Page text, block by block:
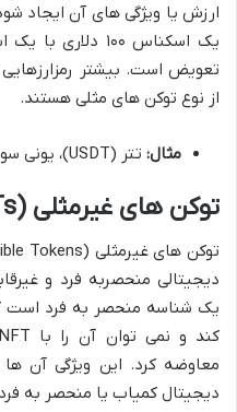
ارزش یا ویژگی های آن ایجاد
تعویض است. بیشتر
از نوع توکن های مثلی هستند.
مثال: تتر (USDT)، یونی سواپ (UNI)، چین لینک (LINK).
توکن های غیرمثلی (NFTs)
معاوضه کرد. این ویژگی آن
دیجیتال کمیاب یا منحصر به